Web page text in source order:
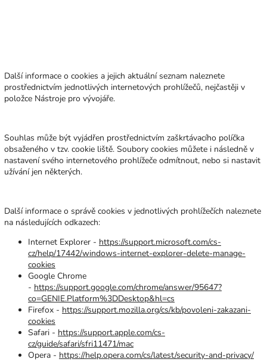
Další informace o cookies a jejich aktuální seznam naleznete
prostřednictvím jednotlivých internetových prohlížečů, nejčastěji v
položce Nástroje pro vývojáře.
Souhlas může být vyjádřen prostřednictvím zaškrtávacího políčka
obsaženého v tzv. cookie liště. Soubory cookies můžete i následně v
nastavení svého internetového prohlížeče odmítnout, nebo si nastavit
užívání jen některých.
Další informace o správě cookies v jednotlivých prohlížečích naleznete
na následujících odkazech:
Internet Explorer - https://support.microsoft.com/cs-
cz/help/17442/windows-internet-explorer-delete-manage-
cookies
Google Chrome
- https://support.google.com/chrome/answer/95647?
co=GENIE.Platform%3DDesktop&hl=cs
Firefox - https://support.mozilla.org/cs/kb/povoleni-zakazani-
cookies
Safari - https://support.apple.com/cs-
cz/guide/safari/sfri11471/mac
Opera - https://help.opera.com/cs/latest/security-and-privacy/